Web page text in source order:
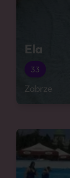
Ela
33
Zabrze